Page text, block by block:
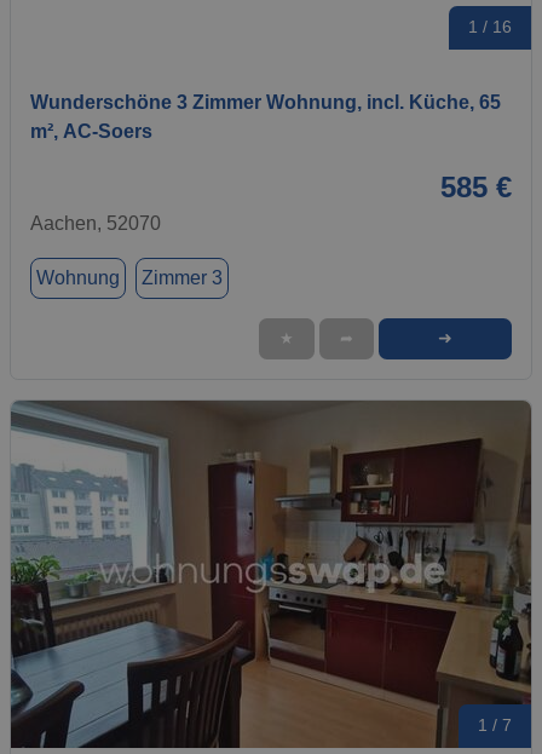
1 / 16
Wunderschöne 3 Zimmer Wohnung, incl. Küche, 65
m², AC-Soers
585 €
Aachen, 52070
Wohnung Zimmer 3
★ ➦ ➜
1 / 7